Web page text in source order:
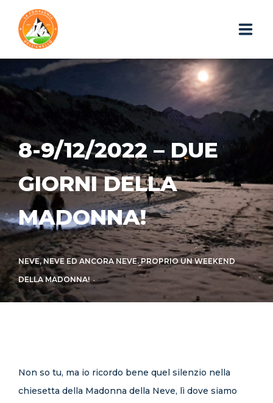
HOME
CHI SIAMO
ESCURSIONI
PHOTOGALLERY
IL BLOG
I GADGET
WEBAPP
CONTATTI
8-9/12/2022 – DUE
GIORNI DELLA
MADONNA!
NEVE, NEVE ED ANCORA NEVE. PROPRIO UN WEEKEND
DELLA MADONNA!
Non so tu, ma io ricordo bene quel silenzio nella
chiesetta della Madonna della Neve, lì dove siamo